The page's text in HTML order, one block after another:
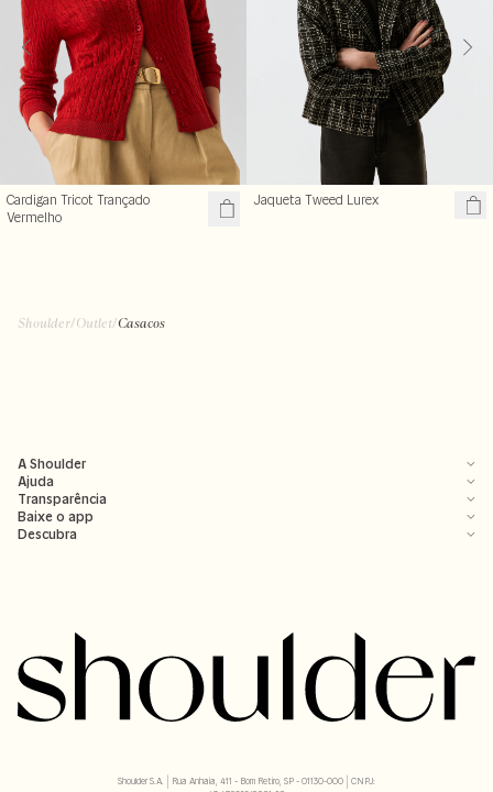
Cardigan Tricot Trançado
Vermelho
Jaqueta Tweed Lurex
Shoulder/Outlet/Casacos
A Shoulder
Ajuda
Transparência
Baixe o app
Descubra
Shoulder S.A. | Rua Anhaia, 411 - Bom Retiro, SP - 01130-000 | CNPJ: